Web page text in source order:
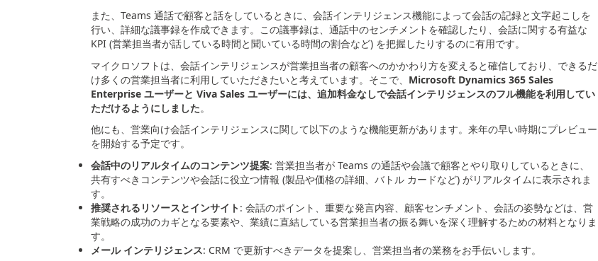
また、 Teams 通話で顧客と話をしているときに、会話インテリジェンス機能によって会話の記録と文字起こしを
行い、詳細な議事録を作成できます。この議事録は、通話中のセンチメントを確認したり、会話に関する有益な
KPI (営業担当者が話している時間と聞いている時間の割合など) を把握したりするのに有用です。
マイクロソフトは、会話インテリジェンスが営業担当者の顧客へのかかわり方を変えると確信しており、できるだ
け多くの営業担当者に利用していただきたいと考えています。そこで、 Microsoft Dynamics 365 Sales
Enterprise ユーザーと Viva Sales ユーザーには、追加料金なしで会話インテリジェンスのフル機能を利用してい
ただけるようにしました。
他にも、営業向け会話インテリジェンスに関して以下のような機能更新があります。来年の早い時期にプレビュー
を開始する予定です。
会話中のリアルタイムのコンテンツ提案: 営業担当者がTeams の通話や会議で顧客とやり取りしているときに、
共有すべきコンテンツや会話に役立つ情報 (製品や価格の詳細、バトル カードなど) がリアルタイムに表示されま
す。
推奨されるリソースとインサイト: 会話のポイント、重要な発言内容、顧客センチメント、会話の姿勢などは、営
業戦略の成功のカギとなる要素や、業績に直結している営業担当者の振る舞いを深く理解するための材料となりま
す。
メール インテリジェンス: CRM で更新すべきデータを提案し、営業担当者の業務をお手伝いします。